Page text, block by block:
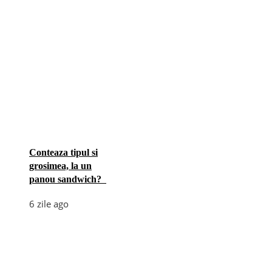
Conteaza tipul si
grosimea, la un
panou sandwich?
6 zile ago